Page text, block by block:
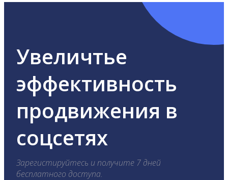
Увеличтье
эффективность
продвижения в
соцсетях
Зарегистируйтесь и получите 7 дней
бесплатного доступа.